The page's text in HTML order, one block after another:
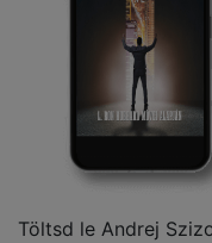
Töltsd le Andrej